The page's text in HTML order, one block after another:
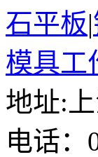
石平板|
模具工
地址:
电话：